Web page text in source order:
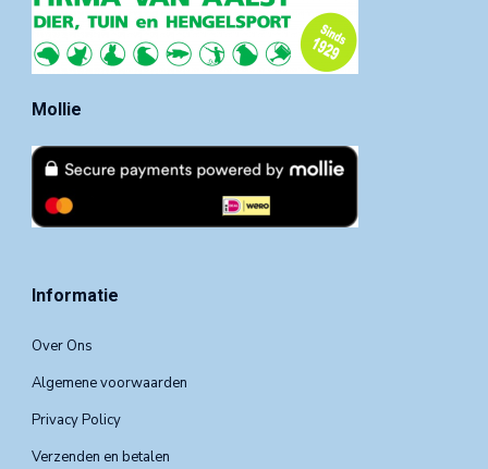
Mollie
Informatie
Over Ons
Algemene voorwaarden
Privacy Policy
Verzenden en betalen